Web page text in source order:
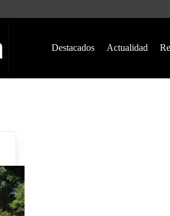
Destacados Actualidad